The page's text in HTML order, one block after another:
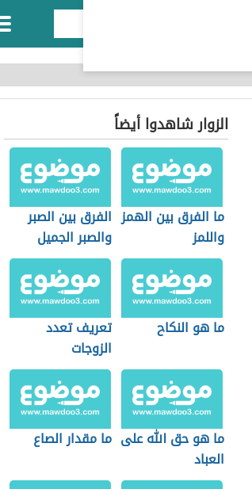
الزوار شاهدوا أيضاً
ما الفرق بين الهمز
واللمز
الفرق بين الصبر
والصبر الجميل
ما هو النكاح
تعريف تعدد
الزوجات
ما هو حق الله على
العباد
ما مقدار الصاع